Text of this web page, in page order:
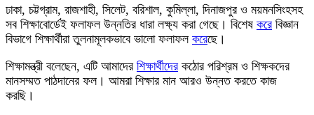
ঢাকা, চট্টগ্রাম, রাজশাহী, সিলেট, বরিশাল, কুমিল্লা, দিনাজপুর ও ময়মনসিংহসহ
সব শিক্ষাবোর্ডেই ফলাফল উন্নতির ধারা লক্ষ্য করা গেছে। বিশেষ করেবিজ্ঞান
বিভাগে শিক্ষার্থীরা তুলনামূলকভাবে ভালো ফলাফল করেছে।
শিক্ষামন্ত্রী বলেছেন, এটি আমাদের শিক্ষার্থীদেরকঠোর পরিশ্রম ও শিক্ষকদের
মানসম্মত পাঠদানের ফল। আমরা শিক্ষার মান আরও উন্নত করতে কাজ
করছি।